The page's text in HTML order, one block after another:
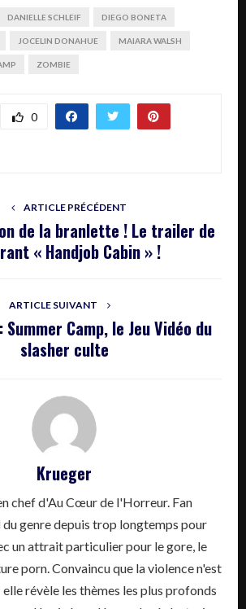
DANIELLE SCHLEIF DIEGO BONETA
JOCELIN DONAHUE MAIARA WALSH
ZOMBIE
0
ARTICLE PRÉCÉDENT
de la branlette ! Le trailer de
« Handjob Cabin » !
ARTICLE SUIVANT
Summer Camp, le Jeu Vidéo du
slasher culte
Krueger
chef d'Au Cœur de l'Horreur. Fan
genre depuis trop longtemps pour
un attrait particulier pour le gore, le
porn. Convaincu que la violence n'est
révèle les thèmes les plus profonds